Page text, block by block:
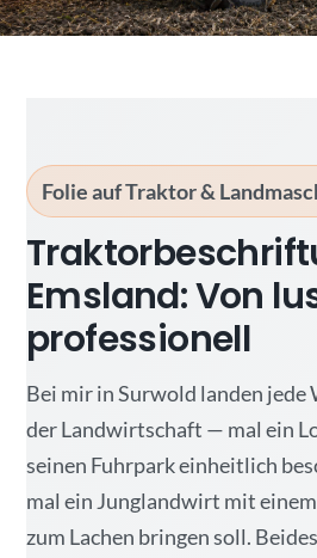
Folie auf Traktor &
Emsland: Von
professionell
Bei mir in Surwold landen jede
der Landwirtschaft — mal ein
seinen Fuhrpark einheitlich
mal ein Junglandwirt mit
zum Lachen bringen soll.